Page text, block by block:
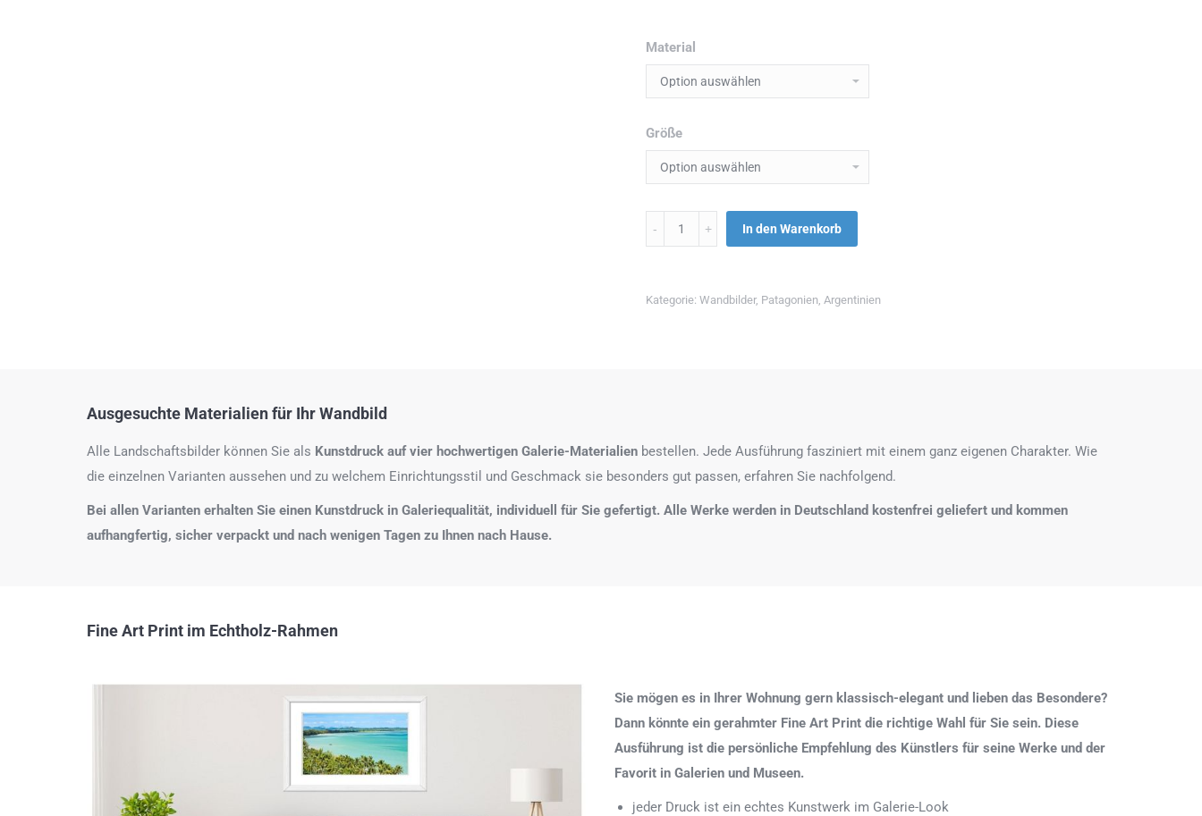
Material
Größe
Menge In den Warenkorb
Kategorie: Wandbilder, Patagonien, Argentinien
Ausgesuchte Materialien für Ihr Wandbild
Alle Landschaftsbilder können Sie als Kunstdruck auf vier hochwertigen Galerie-Materialien bestellen. Jede Ausführung fasziniert mit einem ganz eigenen Charakter. Wie
die einzelnen Varianten aussehen und zu welchem Einrichtungsstil und Geschmack sie besonders gut passen, erfahren Sie nachfolgend.
Bei allen Varianten erhalten Sie einen Kunstdruck in Galeriequalität, individuell für Sie gefertigt. Alle Werke werden in Deutschland kostenfrei geliefert und kommen
aufhangfertig, sicher verpackt und nach wenigen Tagen zu Ihnen nach Hause.
Fine Art Print im Echtholz-Rahmen
Sie mögen es in Ihrer Wohnung gern klassisch-elegant und lieben das Besondere?
Dann könnte ein gerahmter Fine Art Print die richtige Wahl für Sie sein. Diese
Ausführung ist die persönliche Empfehlung des Künstlers für seine Werke und der
Favorit in Galerien und Museen.
jeder Druck ist ein echtes Kunstwerk im Galerie-Look